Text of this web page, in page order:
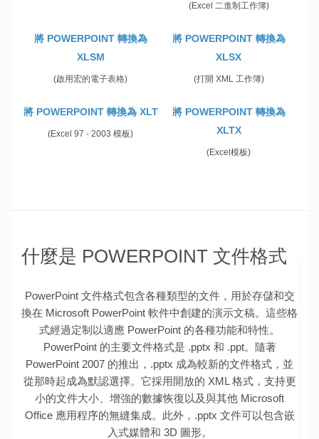
(Excel 二進制工作簿)
將 POWERPOINT 轉換為
XLSM
(啟用宏的電子表格)
將 POWERPOINT 轉換為
XLSX
(打開 XML 工作簿)
將 POWERPOINT 轉換為 XLT
(Excel 97 - 2003 模板)
將 POWERPOINT 轉換為
XLTX
(Excel模板)
什麼是 POWERPOINT 文件格式
PowerPoint 文件格式包含各種類型的文件，用於存儲和交
換在 Microsoft PowerPoint 軟件中創建的演示文稿。這些格
式經過定制以適應 PowerPoint 的各種功能和特性。
PowerPoint 的主要文件格式是 .pptx 和 .ppt。隨著
PowerPoint 2007 的推出，.pptx 成為較新的文件格式，並
從那時起成為默認選擇。它採用開放的 XML 格式，支持更
小的文件大小、增強的數據恢復以及與其他 Microsoft
Office 應用程序的無縫集成。此外，.pptx 文件可以包含嵌
入式媒體和 3D 圖形。